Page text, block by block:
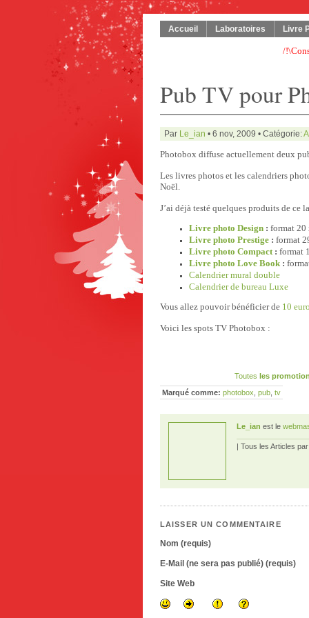
Accueil Laboratoires Livre
/
Pub TV pour
Par Le_ian • 6 nov, 2009 • Catégorie:
Photobox diffuse actuellement deux
Les livres photos et les calendriers
Noël.
J’ai déjà testé quelques produits de ce
Livre photo Design : format 20
Livre photo Prestige : format
Livre photo Compact: format
Livre photo Love Book :
Calendrier mural double
Calendrier de bureau Luxe
Vous allez pouvoir bénéficier de 10
Voici les spots TV Photobox :
Toutes les
Marqué comme: photobox pub tv
Le_ian est le
| Tous les Articles par
LAISSER UN COMMENTAIRE
Nom (requis)
E-Mail (ne sera pas publié) (requis)
Site Web